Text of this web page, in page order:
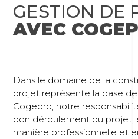
GESTION DE
AVEC
Dans le domaine de la
projet représente la base
Cogepro, notre
bon déroulement du projet,
manière professionnelle et